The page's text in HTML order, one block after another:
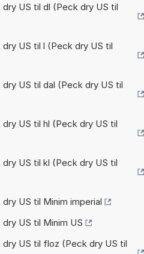
US til dl (Peck dry US til
US til l (Peck dry US til
US til dal (Peck dry US til
US til hl (Peck dry US til
US til kl (Peck dry US til
US til Minim imperial
US til Minim US
dry US til floz (Peck dry US til